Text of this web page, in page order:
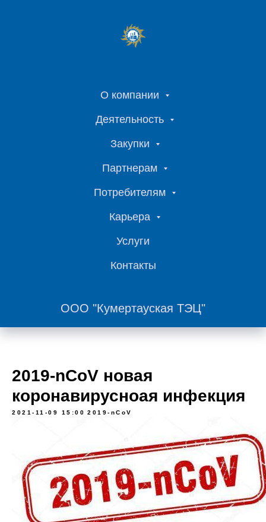
О компании
Деятельность
Закупки
Партнерам
Потребителям
Карьера
Услуги
Контакты
ООО "Кумертауская ТЭЦ"
2019-nCoV новая
коронавирусноая инфекция
2021-11-09 15:00 2019-nCoV